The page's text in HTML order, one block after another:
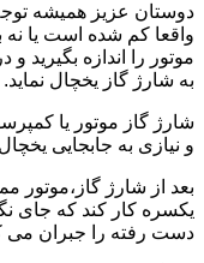
دوستان عزیز همیشه
واقعا کم شده است یا نه
موتور را اندازه بگیرید
به شارژ گاز یخچال نماید.
شارژ گاز موتور یا
و نیازی به جابجایی
یکسره کار کند که جای
دست رفته را جبران می